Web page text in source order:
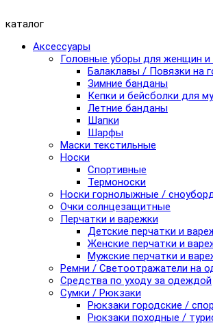
каталог
Аксессуары
Головные уборы для женщин и
Балаклавы / Повязки на
Зимние банданы
Кепки и бейсболки для
Летние банданы
Шапки
Шарфы
Маски текстильные
Носки
Спортивные
Термоноски
Носки горнолыжные /
Очки солнцезащитные
Перчатки и варежки
Детские перчатки и
Женские перчатки и
Мужские перчатки и
Ремни / Светоотражатели на
Средства по уходу за одеждой
Сумки / Рюкзаки
Рюкзаки городские /
Рюкзаки походные /